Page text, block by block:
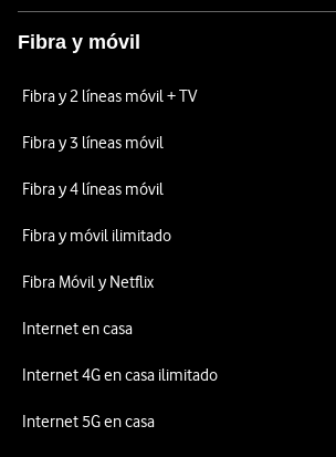
Fibra y móvil
Fibra y 2 líneas móvil + TV
Fibra y 3 líneas móvil
Fibra y 4 líneas móvil
Fibra y móvil ilimitado
Fibra Móvil y Netflix
Internet en casa
Internet 4G en casa ilimitado
Internet 5G en casa